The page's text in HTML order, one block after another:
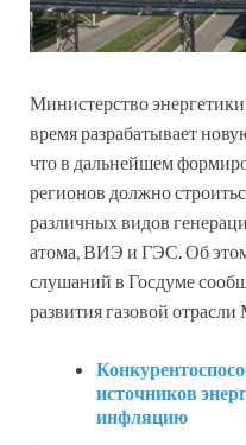
Министерство
время разрабатывает
что в дальнейшем
регионов должно
различных видов
атома, ВИЭ и ГЭС. Об
слушаний в Госдуме
развития газовой
источников
инфляцию